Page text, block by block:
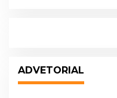
ADVETORIAL